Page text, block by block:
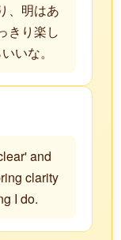
、明はあ
きり楽し
いな。
and
clarity
I do.